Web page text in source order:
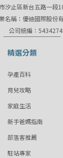
汐止區新台五路一段
名稱：優迪國際股份
公司統編：
精選分類
孕產百科
育兒攻略
家庭生活
新手爸媽指南
部落客推薦
駐站專家